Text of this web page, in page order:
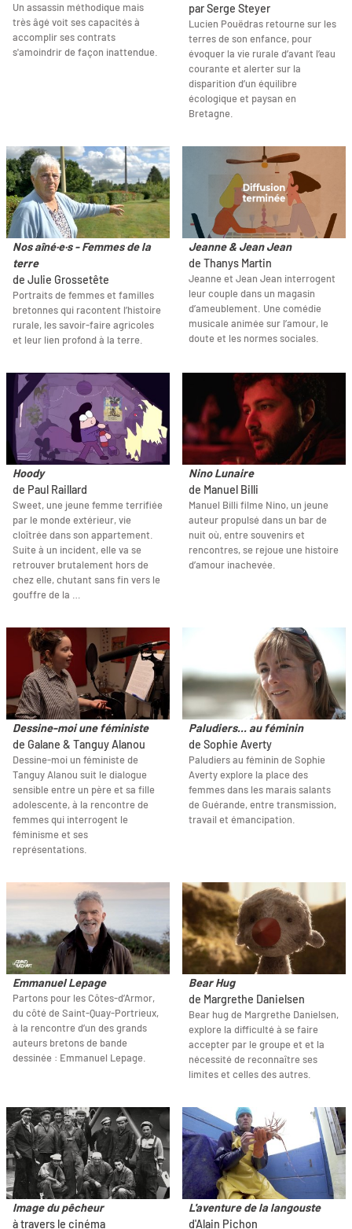
Un assassin méthodique mais
très âgé voit ses capacités à
accomplir ses contrats
s'amoindrir de façon inattendue.
par Serge Steyer
Lucien Pouëdras retourne sur les
terres de son enfance, pour
évoquer la vie rurale d’avant l’eau
courante et alerter sur la
disparition d’un équilibre
écologique et paysan en
Bretagne.
Nos aîné·e·s - Femmes de la
terre
de Julie Grossetête
Portraits de femmes et familles
bretonnes qui racontent l’histoire
rurale, les savoir-faire agricoles
et leur lien profond à la terre.
Jeanne & Jean Jean
de Thanys Martin
Jeanne et Jean Jean interrogent
leur couple dans un magasin
d’ameublement. Une comédie
musicale animée sur l’amour, le
doute et les normes sociales.
Hoody
de Paul Raillard
Sweet, une jeune femme terrifiée
par le monde extérieur, vie
cloîtrée dans son appartement.
Suite à un incident, elle va se
retrouver brutalement hors de
chez elle, chutant sans fin vers le
gouffre de la …
Nino Lunaire
de Manuel Billi
Manuel Billi filme Nino, un jeune
auteur propulsé dans un bar de
nuit où, entre souvenirs et
rencontres, se rejoue une histoire
d’amour inachevée.
Dessine-moi une féministe
de Galane & Tanguy Alanou
Dessine-moi un féministe de
Tanguy Alanou suit le dialogue
sensible entre un père et sa fille
adolescente, à la rencontre de
femmes qui interrogent le
féminisme et ses
représentations.
Paludiers... au féminin
de Sophie Averty
Paludiers au féminin de Sophie
Averty explore la place des
femmes dans les marais salants
de Guérande, entre transmission,
travail et émancipation.
Emmanuel Lepage
Partons pour les Côtes-d’Armor,
du côté de Saint-Quay-Portrieux,
à la rencontre d’un des grands
auteurs bretons de bande
dessinée : Emmanuel Lepage.
Bear Hug
de Margrethe Danielsen
Bear hug de Margrethe Danielsen,
explore la difficulté à se faire
accepter par le groupe et et la
nécessité de reconnaître ses
limites et celles des autres.
Image du pêcheur
à travers le cinéma
L'aventure de la langouste
d'Alain Pichon